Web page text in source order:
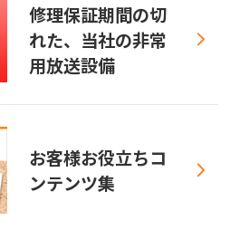
修理保証期間の切
れた、当社の非常
用放送設備
お客様お役立ちコ
ンテンツ集